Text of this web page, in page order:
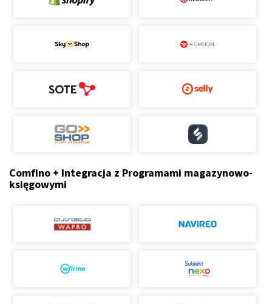
Comfino + Integracja z Programami magazynowo-
księgowymi